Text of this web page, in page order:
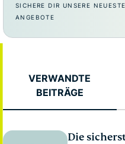
SICHERE DIR UNSERE
ANGEBOTE
VERWANDTE
BEITRÄGE
Die